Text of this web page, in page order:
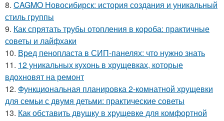
8. CAGMO Новосибирск: история создания и уникальный
стиль группы
9. Как спрятать трубы отопления в короба: практичные
советы и лайфхаки
10. Вред пенопласта в СИП-панелях: что нужно знать
11. 12 уникальных кухонь в хрущевках, которые
вдохновят на ремонт
12. Функциональная планировка 2-комнатной хрущевки
для семьи с двумя детьми: практические советы
13. Как обставить двушку в хрущевке для комфортной